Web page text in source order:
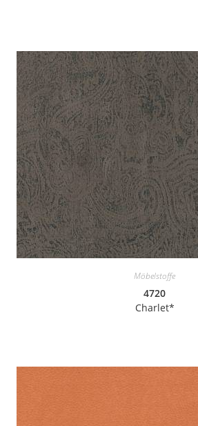
Möbelstoffe
4720
Charlet*